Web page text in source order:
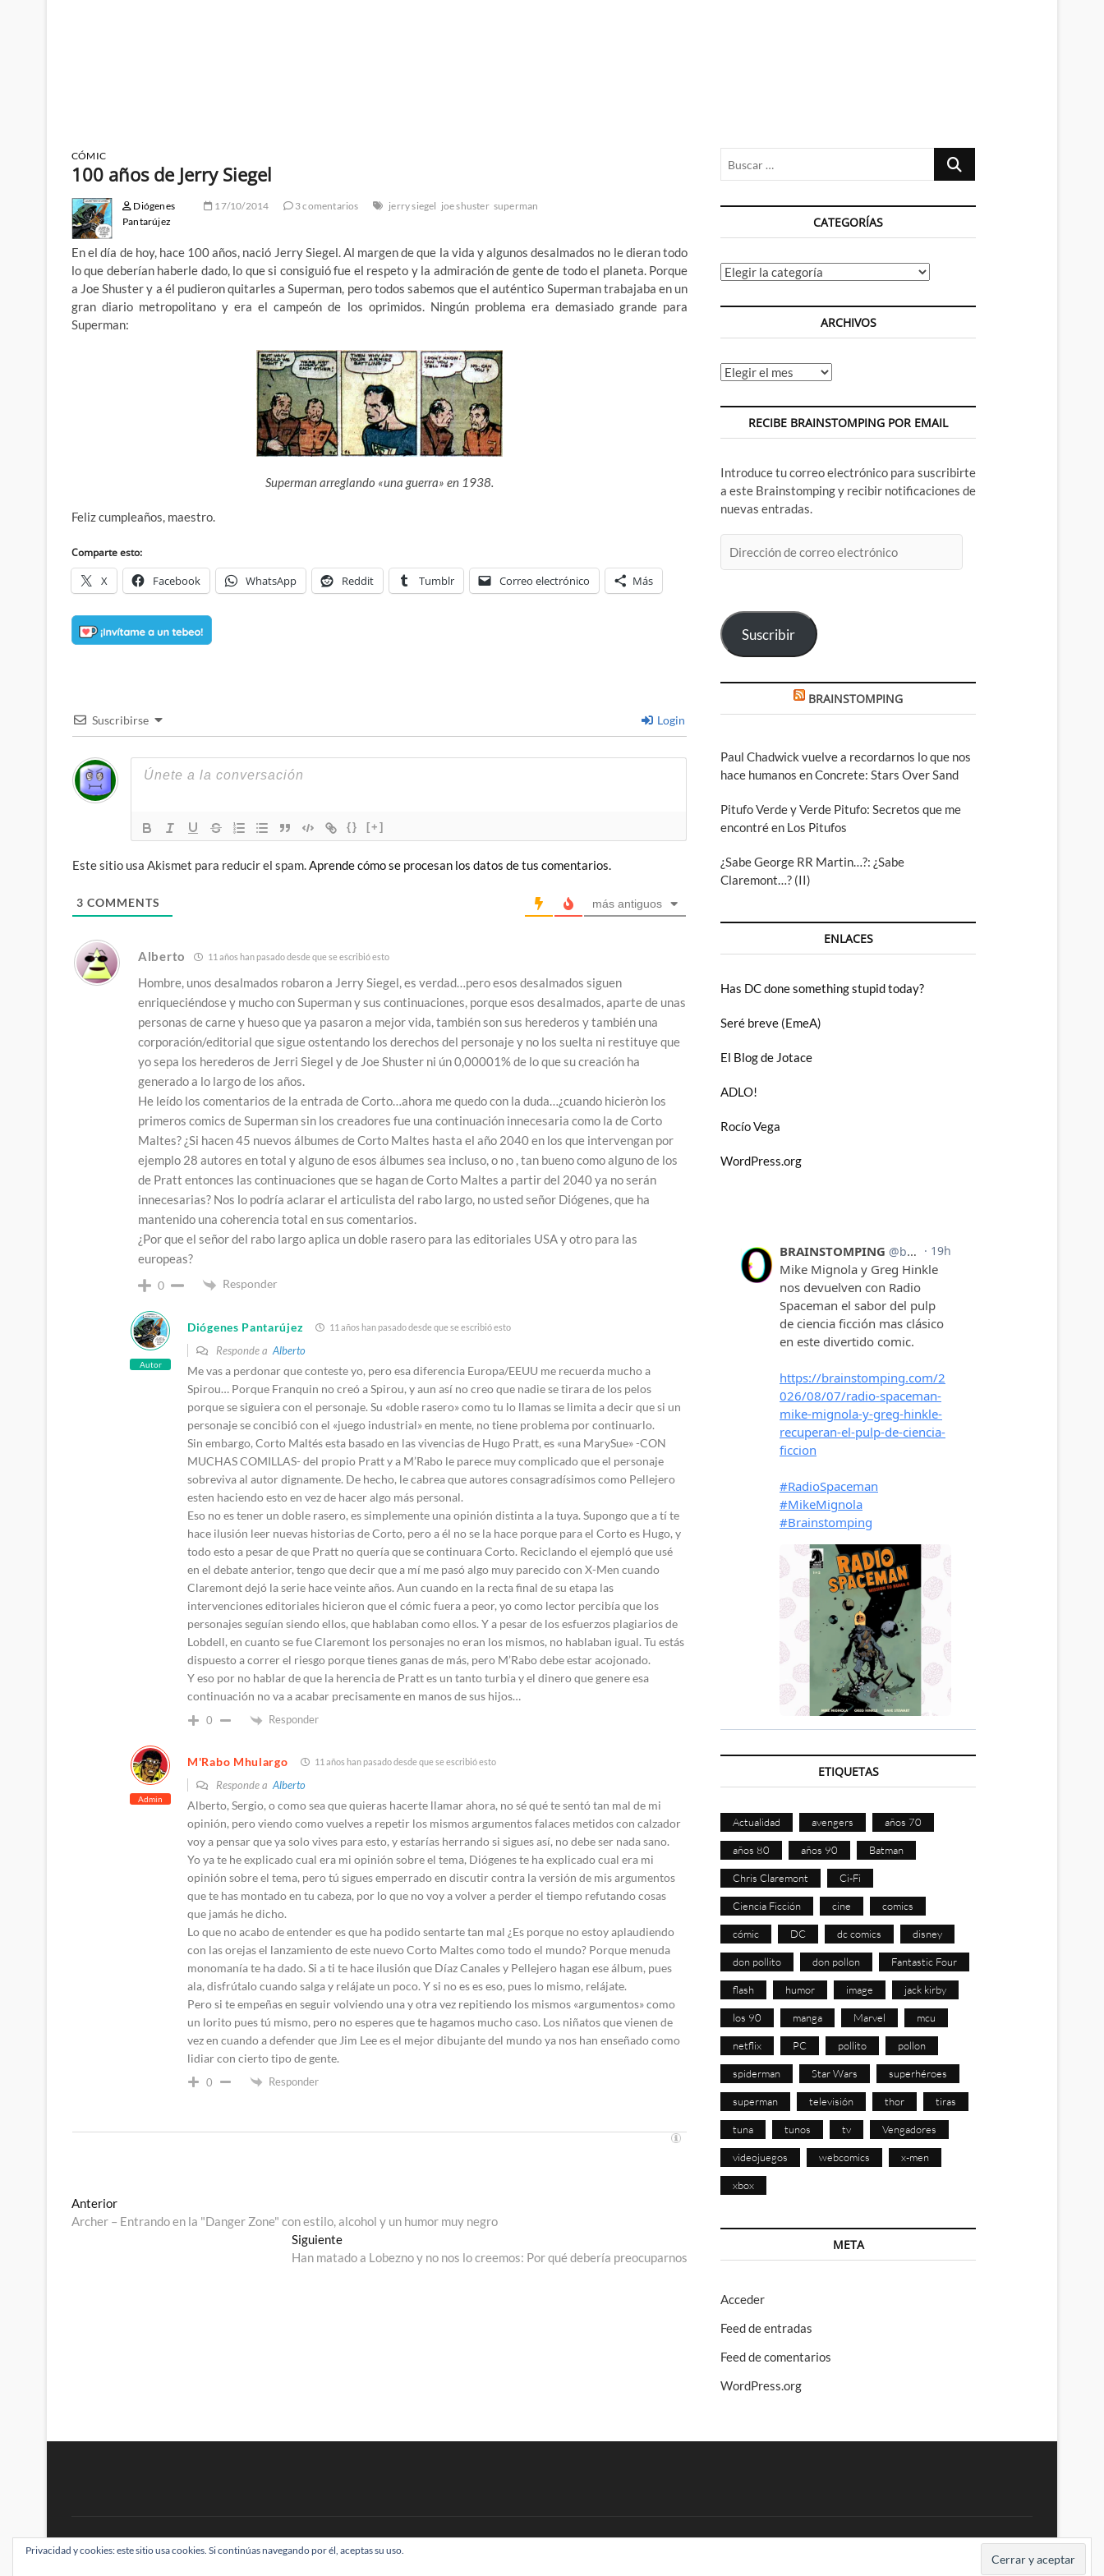
CÓMIC
100 años de Jerry Siegel
Diógenes
Pantarújez
17/10/2014 3 comentarios jerry siegel joe shuster superman
En el día de hoy, hace 100 años, nació Jerry Siegel. Al margen de que la vida y algunos desalmados no le dieran todo
lo que deberían haberle dado, lo que si consiguió fue el respeto y la admiración de gente de todo el planeta. Porque
a Joe Shuster y a él pudieron quitarles a Superman, pero todos sabemos que el auténtico Superman trabajaba en un
gran diario metropolitano y era el campeón de los oprimidos. Ningún problema era demasiado grande para
Superman:
Superman arreglando «una guerra» en 1938.
Feliz cumpleaños, maestro.
Comparte esto:
X Facebook WhatsApp Reddit Tumblr Correo electrónico Más
Suscribirse Login
{} [+]
Este sitio usa Akismet para reducir el spam.Aprende cómo se procesan los datos de tus comentarios.
3 COMMENTS más antiguos
Alberto 11 años han pasado desde que se escribió esto
Hombre, unos desalmados robaron a Jerry Siegel, es verdad…pero esos desalmados siguen
enriqueciéndose y mucho con Superman y sus continuaciones, porque esos desalmados, aparte de unas
personas de carne y hueso que ya pasaron a mejor vida, también son sus herederos y también una
corporación/editorial que sigue ostentando los derechos del personaje y no los suelta ni restituye que
yo sepa los herederos de Jerri Siegel y de Joe Shuster ni ún 0,00001% de lo que su creación ha
generado a lo largo de los años.
He leído los comentarios de la entrada de Corto…ahora me quedo con la duda…¿cuando hicieròn los
primeros comics de Superman sin los creadores fue una continuación innecesaria como la de Corto
Maltes? ¿Si hacen 45 nuevos álbumes de Corto Maltes hasta el año 2040 en los que intervengan por
ejemplo 28 autores en total y alguno de esos álbumes sea incluso, o no , tan bueno como alguno de los
de Pratt entonces las continuaciones que se hagan de Corto Maltes a partir del 2040 ya no serán
innecesarias? Nos lo podría aclarar el articulista del rabo largo, no usted señor Diógenes, que ha
mantenido una coherencia total en sus comentarios.
¿Por que el señor del rabo largo aplica un doble rasero para las editoriales USA y otro para las
europeas?
0 Responder
Autor
Diógenes Pantarújez 11 años han pasado desde que se escribió esto
Responde a Alberto
Me vas a perdonar que conteste yo, pero esa diferencia Europa/EEUU me recuerda mucho a
Spirou… Porque Franquin no creó a Spirou, y aun así no creo que nadie se tirara de los pelos
porque se siguiera con el personaje. Su «doble rasero» como tu lo llamas se limita a decir que si un
personaje se concibió con el «juego industrial» en mente, no tiene problema por continuarlo.
Sin embargo, Corto Maltés esta basado en las vivencias de Hugo Pratt, es «una MarySue» -CON
MUCHAS COMILLAS- del propio Pratt y a M’Rabo le parece muy complicado que el personaje
sobreviva al autor dignamente. De hecho, le cabrea que autores consagradísimos como Pellejero
esten haciendo esto en vez de hacer algo más personal.
Eso no es tener un doble rasero, es simplemente una opinión distinta a la tuya. Supongo que a tí te
hace ilusión leer nuevas historias de Corto, pero a él no se la hace porque para el Corto es Hugo, y
todo esto a pesar de que Pratt no quería que se continuara Corto. Reciclando el ejempló que usé
en el debate anterior, tengo que decir que a mí me pasó algo muy parecido con X-Men cuando
Claremont dejó la serie hace veinte años. Aun cuando en la recta final de su etapa las
intervenciones editoriales hicieron que el cómic fuera a peor, yo como lector percibía que los
personajes seguían siendo ellos, que hablaban como ellos. Y a pesar de los esfuerzos plagiarios de
Lobdell, en cuanto se fue Claremont los personajes no eran los mismos, no hablaban igual. Tu estás
dispuesto a correr el riesgo porque tienes ganas de más, pero M’Rabo debe estar acojonado.
Y eso por no hablar de que la herencia de Pratt es un tanto turbia y el dinero que genere esa
continuación no va a acabar precisamente en manos de sus hijos…
0 Responder
Admin
M'Rabo Mhulargo 11 años han pasado desde que se escribió esto
Responde a Alberto
Alberto, Sergio, o como sea que quieras hacerte llamar ahora, no sé qué te sentó tan mal de mi
opinión, pero viendo como vuelves a repetir los mismos argumentos falaces metidos con calzador
voy a pensar que ya solo vives para esto, y estarías herrando si sigues así, no debe ser nada sano.
Yo ya te he explicado cual era mi opinión sobre el tema, Diógenes te ha explicado cual era mi
opinión sobre el tema, pero tú sigues emperrado en discutir contra la versión de mis argumentos
que te has montado en tu cabeza, por lo que no voy a volver a perder el tiempo refutando cosas
que jamás he dicho.
Lo que no acabo de entender es que ha podido sentarte tan mal ¿Es porque no estoy aplaudiendo
con las orejas el lanzamiento de este nuevo Corto Maltes como todo el mundo? Porque menuda
monomanía te ha dado. Si a ti te hace ilusión que Díaz Canales y Pellejero hagan ese álbum, pues
ala, disfrútalo cuando salga y relájate un poco. Y si no es es eso, pues lo mismo, relájate.
Pero si te empeñas en seguir volviendo una y otra vez repitiendo los mismos «argumentos» como
un lorito pues tú mismo, pero no esperes que te hagamos mucho caso. Los niñatos que vienen de
vez en cuando a defender que Jim Lee es el mejor dibujante del mundo ya nos han enseñado como
lidiar con cierto tipo de gente.
0 Responder
Navegación
de
AnteriorEntrada
anterior:
Archer – Entrando en la "Danger Zone" con estilo, alcohol y un humor muy negro
SiguienteEntrada
siguiente:
Han matado a Lobezno y no nos lo creemos: Por qué debería preocuparnos
Buscar
CATEGORÍAS
Categorías
ARCHIVOS
Archivos
RECIBE BRAINSTOMPING POR EMAIL
Introduce tu correo electrónico para suscribirte
a este Brainstomping y recibir notificaciones de
nuevas entradas.
de
Suscribir
BRAINSTOMPING
Paul Chadwick vuelve a recordarnos lo que nos
hace humanos en Concrete: Stars Over Sand
Pitufo Verde y Verde Pitufo: Secretos que me
encontré en Los Pitufos
¿Sabe George RR Martin…?: ¿Sabe
Claremont…? (II)
ENLACES
Has DC done something stupid today?
Seré breve (EmeA)
El Blog de Jotace
ADLO!
Rocío Vega
WordPress.org
ETIQUETAS
Actualidad avengers años 70
años 80 años 90 Batman
Chris Claremont Ci-Fi
Ciencia Ficción cine comics
cómic DC dc comics disney
don pollito don pollon Fantastic Four
flash humor image jack kirby
los 90 manga Marvel mcu
netflix PC pollito pollon
spiderman Star Wars superhéroes
superman televisión thor tiras
tuna tunos tv Vengadores
videojuegos webcomics x-men
xbox
META
Acceder
Feed de entradas
Feed de comentarios
WordPress.org
BRAINSTOMPING| Diseñado por:Theme Freesia|WordPress| © Todos los derechos reservados
Privacidad y cookies: este sitio usa cookies. Si continúas navegando por él, aceptas su uso.